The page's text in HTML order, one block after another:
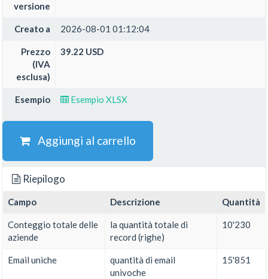
versione
Creato a 2026-08-01 01:12:04
Prezzo
(IVA
esclusa)
39.22 USD
Esempio Esempio XLSX
Aggiungi al carrello
Riepilogo
Campo Descrizione Quantità
Conteggio totale delle
aziende
la quantità totale di
record (righe)
10'230
Email uniche
quantità di email
univoche
15'851